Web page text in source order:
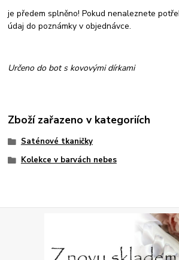
je předem splněno! Pokud nenaleznete
údaj do poznámky v objednávce.
Určeno do bot s kovovými dírkami
Zboží zařazeno v kategoriích
Saténové tkaničky
Kolekce v barvách nebes